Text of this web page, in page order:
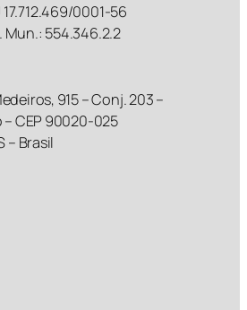
17.712.469/0001-56
Mun.: 554.346.2.2
915 – Conj. 203 –
CEP 90020-025
– Brasil